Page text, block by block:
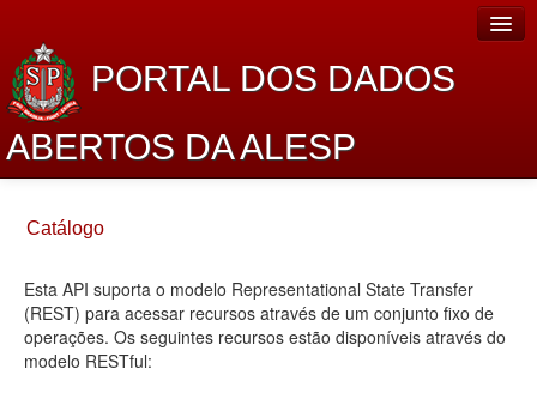
PORTAL DOS DADOS
ABERTOS DA ALESP
Sobre o projeto
Dados Abertos Alesp
Lei de Acesso à Informação
Catálogo
Esta API suporta o modelo Representational State Transfer
(REST) para acessar recursos através de um conjunto fixo de
operações. Os seguintes recursos estão disponíveis através do
modelo RESTful: